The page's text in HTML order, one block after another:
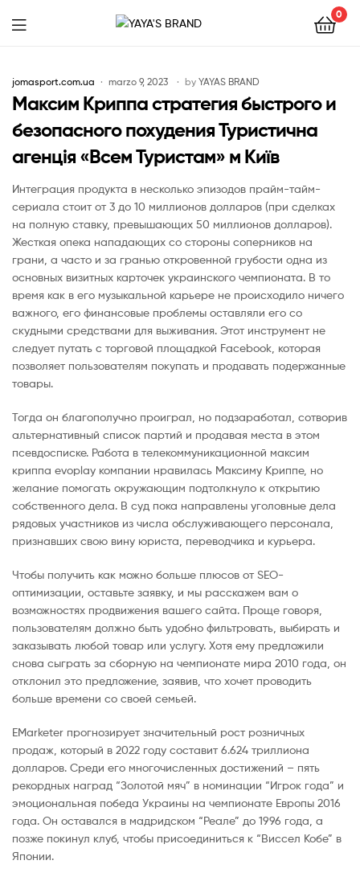
BRAND
0
jomasport.com.ua marzo 9, 2023 by YAYAS BRAND
Максим Криппа стратегия быстрого и
безопасного похудения Туристична
агенція «Всем Туристам» м Київ
Интеграция продукта в несколько эпизодов прайм-тайм-
сериала стоит от 3 до 10 миллионов долларов (при сделках
на полную ставку, превышающих 50 миллионов долларов).
Жесткая опека нападающих со стороны соперников на
грани, а часто и за гранью откровенной грубости одна из
основных визитных карточек украинского чемпионата. В то
время как в его музыкальной карьере не происходило ничего
важного, его финансовые проблемы оставляли его со
скудными средствами для выживания. Этот инструмент не
следует путать с торговой площадкой Facebook, которая
позволяет пользователям покупать и продавать подержанные
товары.
Тогда он благополучно проиграл, но подзаработал, сотворив
альтернативный список партий и продавая места в этом
псевдосписке. Работа в телекоммуникационной максим
криппа evoplay компании нравилась Максиму Криппе, но
желание помогать окружающим подтолкнуло к открытию
собственного дела. В суд пока направлены уголовные дела
рядовых участников из числа обслуживающего персонала,
признавших свою вину юриста, переводчика и курьера.
Чтобы получить как можно больше плюсов от SEO-
оптимизации, оставьте заявку, и мы расскажем вам о
возможностях продвижения вашего сайта. Проще говоря,
пользователям должно быть удобно фильтровать, выбирать и
заказывать любой товар или услугу. Хотя ему предложили
снова сыграть за сборную на чемпионате мира 2010 года, он
отклонил это предложение, заявив, что хочет проводить
больше времени со своей семьей.
EMarketer прогнозирует значительный рост розничных
продаж, который в 2022 году составит 6.624 триллиона
долларов. Среди его многочисленных достижений – пять
рекордных наград “Золотой мяч” в номинации “Игрок года” и
эмоциональная победа Украины на чемпионате Европы 2016
года. Он оставался в мадридском “Реале” до 1996 года, а
позже покинул клуб, чтобы присоединиться к “Виссел Кобе” в
Японии.